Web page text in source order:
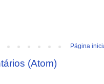
Página
(Atom)